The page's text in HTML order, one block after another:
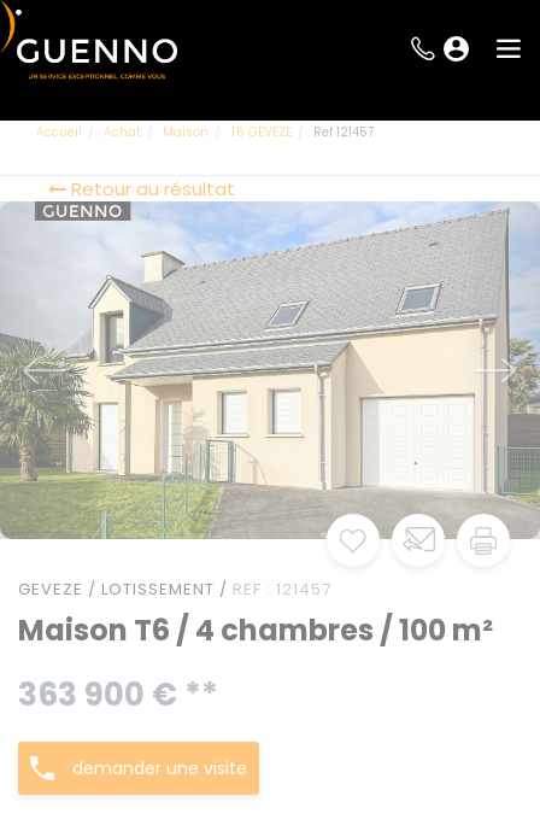
Accueil Achat Maison T6 GEVEZE Ref 121457
Retour au résultat
GEVEZE / LOTISSEMENT / REF : 121457
Maison T6 / 4 chambres / 100 m²
363 900 € **
demander une visite